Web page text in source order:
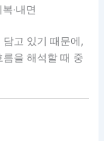
·내면
고 있기 때문에,
을 해석할 때 중